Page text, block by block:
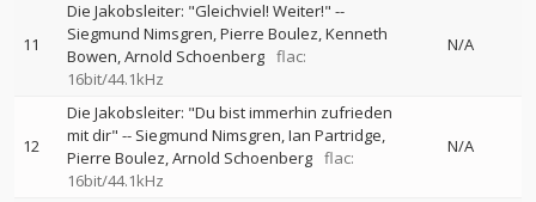
11
Die Jakobsleiter: "Gleichviel! Weiter!" --
Siegmund Nimsgren Pierre Boulez Kenneth
Bowen Arnold Schoenberg flac:
16bit/44.1kHz
N/A
12
Die Jakobsleiter: "Du bist immerhin zufrieden
mit dir" -- Siegmund Nimsgren Ian Partridge
Pierre Boulez Arnold Schoenberg flac:
16bit/44.1kHz
N/A